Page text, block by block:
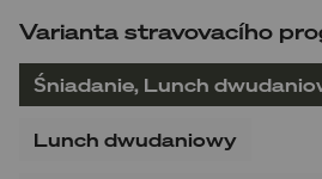
Varianta stravovacího
Śniadanie, Lunch
Lunch dwudaniowy